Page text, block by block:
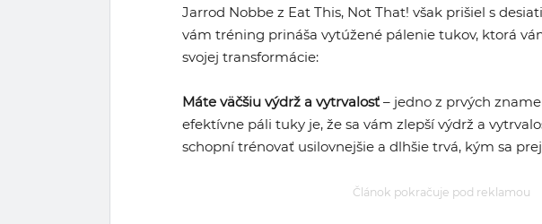
Jarrod Nobbe z Eat This, Not That! však prišiel s
vám tréning prináša vytúžené pálenie tukov, ktorá
svojej transformácie:
Máte väčšiu výdrž a vytrvalosť – jedno z prvých
efektívne páli tuky je, že sa vám zlepší výdrž a
schopní trénovať usilovnejšie a dlhšie trvá, kým sa
Článok pokračuje pod reklamou